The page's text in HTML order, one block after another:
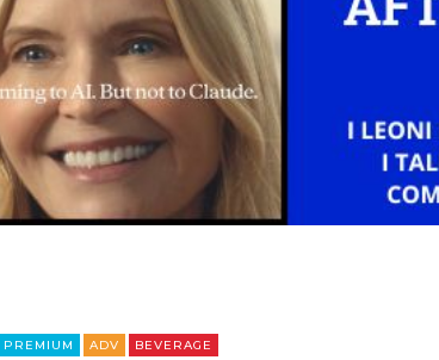
CASE HISTORY
OPINIONI
PREMIUM ADV BEVERAGE